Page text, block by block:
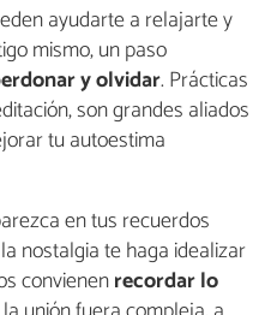
ayudarte a relajarte y
mismo, un paso
y olvidar. Prácticas
son grandes aliados
tu autoestima
en tus recuerdos
nostalgia te haga idealizar
convienenrecordar lo